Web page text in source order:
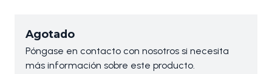
Agotado
Póngase en contacto con nosotros si necesita
más información sobre este producto.